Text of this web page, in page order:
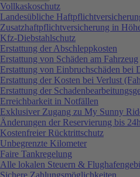
Vollkaskoschutz
Landesübliche
Zusatzhaftpflichtversicherung in
Kfz-Diebstahlschutz
Erstattung der Abschleppkosten
Erstattung von Schäden am Fahrzeug
Erstattung von Einbruchschäden bei
Erstattung der Kosten bei Verlust
Erstattung der
Erreichbarkeit in Notfällen
Exklusiver Zugang zu My Sunny
Änderungen der Reservierung bis
Kostenfreier Rücktrittschutz
Unbegrenzte Kilometer
Faire Tankregelung
Alle lokalen Steuern &
Sichere Zahlungsmöglichkeiten